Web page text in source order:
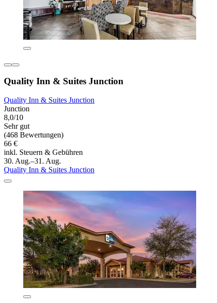
Quality Inn & Suites Junction
Quality Inn & Suites Junction
Junction
8,0/10
Sehr gut
(468 Bewertungen)
66 €
inkl. Steuern & Gebühren
30. Aug.–31. Aug.
Quality Inn & Suites Junction